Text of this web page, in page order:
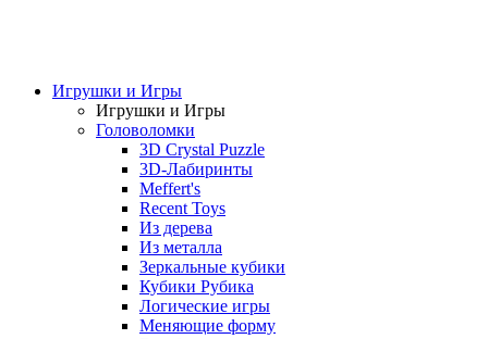
Игрушки и Игры
Игрушки и Игры
Головоломки
3D Crystal Puzzle
3D-Лабиринты
Meffert's
Recent Toys
Из дерева
Из металла
Зеркальные кубики
Кубики Рубика
Логические игры
Меняющие форму